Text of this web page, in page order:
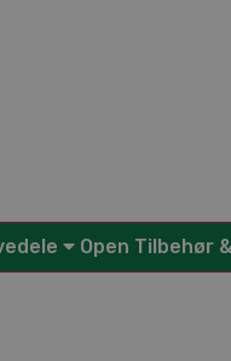
Open Tilbehør